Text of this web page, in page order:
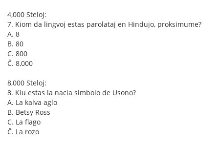
4,000 Steloj:
7. Kiom da lingvoj estas parolataj en Hindujo, proksimume?
A. 8
B. 80
C. 800
Ĉ. 8,000
8,000 Steloj:
8. Kiu estas la nacia simbolo de Usono?
A. La kalva aglo
B. Betsy Ross
C. La flago
Ĉ. La rozo